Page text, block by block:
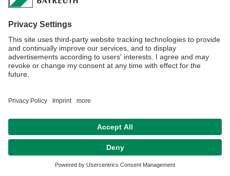
Datenschutzerklärung Impressum Hausordnung Sitemap
Barrierefreiheitserklärung